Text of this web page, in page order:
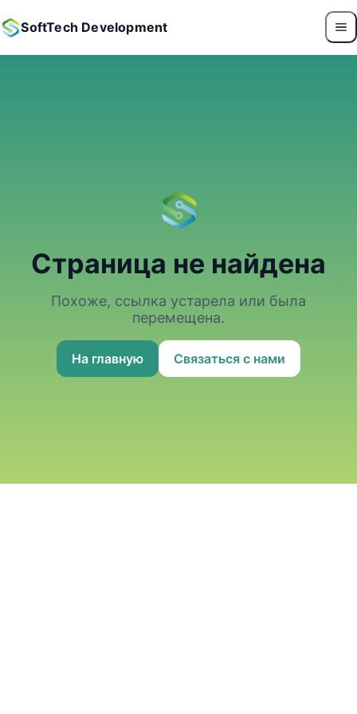
SoftTech Development
Страница не найдена
Похоже, ссылка устарела или была
перемещена.
На главную Связаться с нами